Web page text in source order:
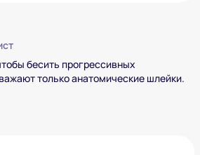
бесить прогрессивных
только анатомические шлейки.